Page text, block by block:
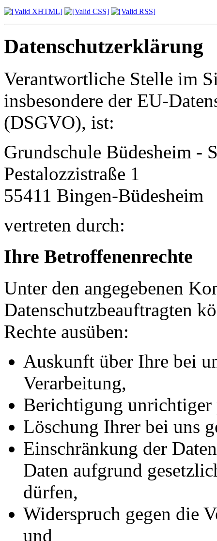
Datenschutzerklärung
Verantwortliche Stelle im
insbesondere der EU-
(DSGVO), ist:
Grundschule Büdesheim -
Pestalozzistraße 1
55411 Bingen-Büdesheim
vertreten durch:
Ihre Betroffenenrechte
Unter den angegebenen
Datenschutzbeauftragten
Rechte ausüben:
Auskunft über Ihre bei
Verarbeitung,
Berichtigung unrichtiger
Löschung Ihrer bei uns
Einschränkung der
Daten aufgrund
dürfen,
Widerspruch gegen die
und